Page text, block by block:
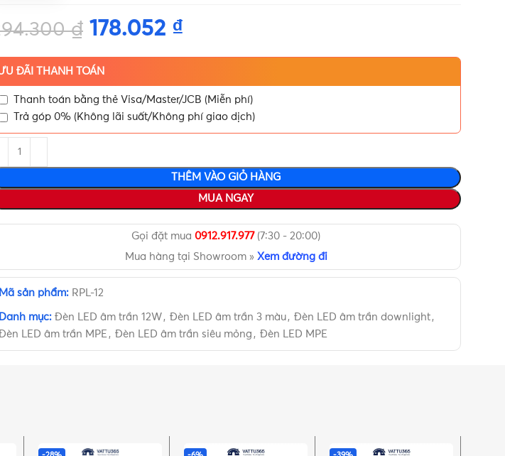
₫ 178.052 ₫
ĐÃI THANH TOÁN
Thanh toán bằng thẻ Visa/Master/JCB (Miễn phí)
Trả góp 0% (Không lãi suất/Không phí giao dịch)
THÊM VÀO GIỎ HÀNG
MUA NGAY
Gọi đặt mua 0912.917.977(7:30 - 20:00)
Mua hàng tại Showroom » Xem đường đi
Mã sản phẩm: RPL-12
Danh mục: Đèn LED âm trần 12W, Đèn LED âm trần 3 màu, Đèn LED âm trần downlight,
LED âm trần MPE, Đèn LED âm trần siêu mỏng , Đèn LED MPE